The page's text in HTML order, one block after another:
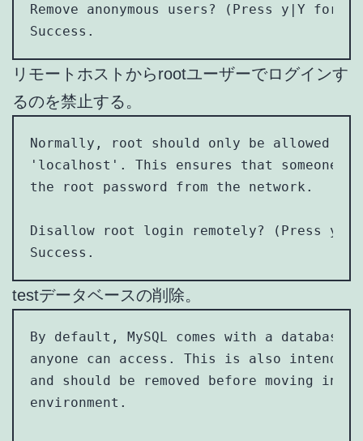
Remove anonymous users? (Press y|Y
Success.
リモートホストからrootユーザーでログインす
るのを禁止する。
Normally, root should only be allowed to
'localhost'. This ensures that someone
the root password from the network.
Disallow root login remotely? (Press
Success.
testデータベースの削除。
By default, MySQL comes with a
anyone can access. This is also
and should be removed before moving
environment.